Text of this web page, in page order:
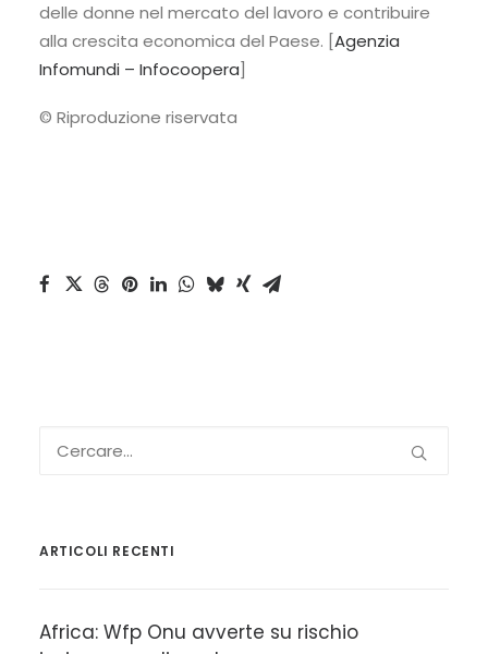
delle donne nel mercato del lavoro e contribuire
alla crescita economica del Paese. [Agenzia
Infomundi – Infocoopera]
© Riproduzione riservata
ARTICOLI RECENTI
Africa: Wfp Onu avverte su rischio